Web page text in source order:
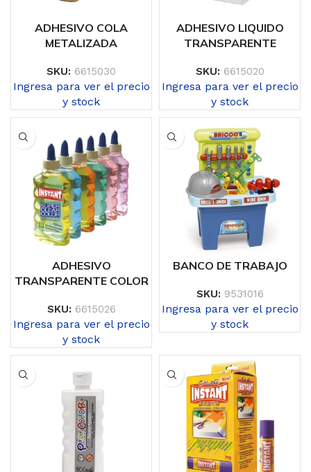
ADHESIVO COLA
METALIZADA
SKU: 6615030
Ingresa para ver el precio
y stock
ADHESIVO LIQUIDO
TRANSPARENTE
SKU: 6615020
Ingresa para ver el precio
y stock
ADHESIVO
TRANSPARENTE COLOR
SKU: 6615026
Ingresa para ver el precio
y stock
BANCO DE TRABAJO
SKU: 9531016
Ingresa para ver el precio
y stock